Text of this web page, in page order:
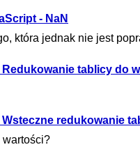
- NaN
która jednak nie jest
tablicy do
redukowanie
wartości?